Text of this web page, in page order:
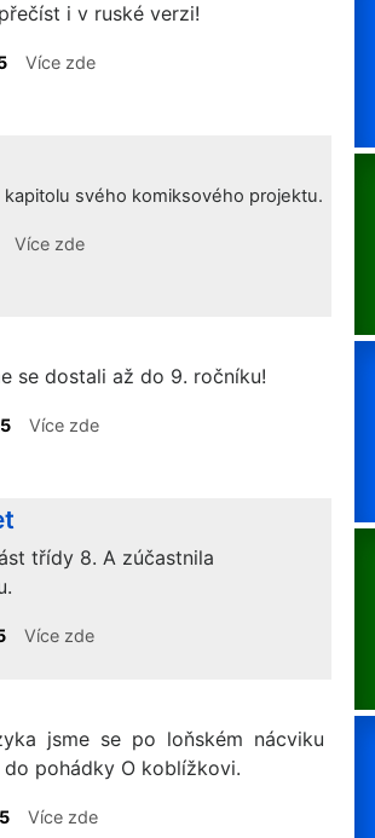
i v ruské verzi!
Více zde
kapitolu svého komiksového projektu.
Více zde
se dostali až do 9. ročníku!
Více zde
třídy 8. A zúčastnila
Více zde
jsme se po loňském nácviku
pohádky O koblížkovi.
Více zde